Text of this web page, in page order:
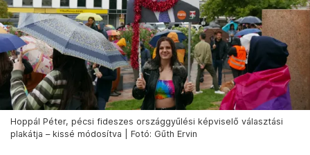
Hoppál Péter, pécsi fideszes országgyűlési képviselő választási
plakátja – kissé módosítva | Fotó: Gűth Ervin